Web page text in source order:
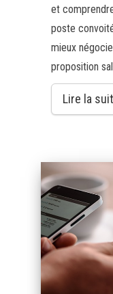
et
poste
mieux
proposition
Lire la